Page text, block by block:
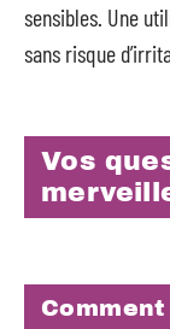
sensibles. Une
sans risque
Vos